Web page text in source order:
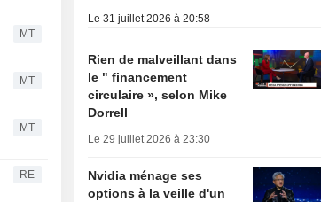
MT
MT
MT
RE
Le 31 juillet 2026 à 20:58
Rien de malveillant dans
le " financement
circulaire », selon Mike
Dorrell
Le 29 juillet 2026 à 23:30
Nvidia ménage ses
options à la veille d'un